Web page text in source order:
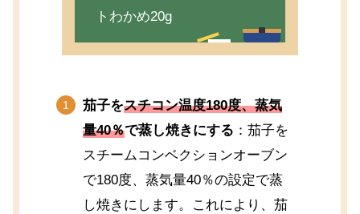
トわかめ20g
茄子をスチコン温度180度、蒸気
量40％で蒸し焼きにする ：茄子を
スチームコンベクションオーブン
で180度、蒸気量40％の設定で蒸
し焼きにします。これにより、茄